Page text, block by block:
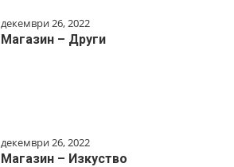
декември 26, 2022
Магазин – Други
декември 26, 2022
Магазин – Изкуство